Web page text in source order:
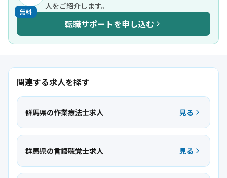
人をご紹介します。
無料
転職サポートを申し込む
関連する求人を探す
群馬県の作業療法士求人 見る
群馬県の言語聴覚士求人 見る